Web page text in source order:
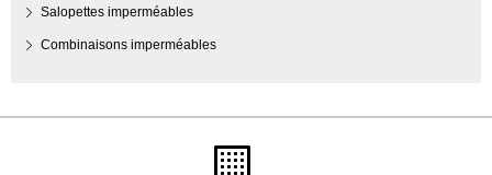
Salopettes imperméables
Combinaisons imperméables